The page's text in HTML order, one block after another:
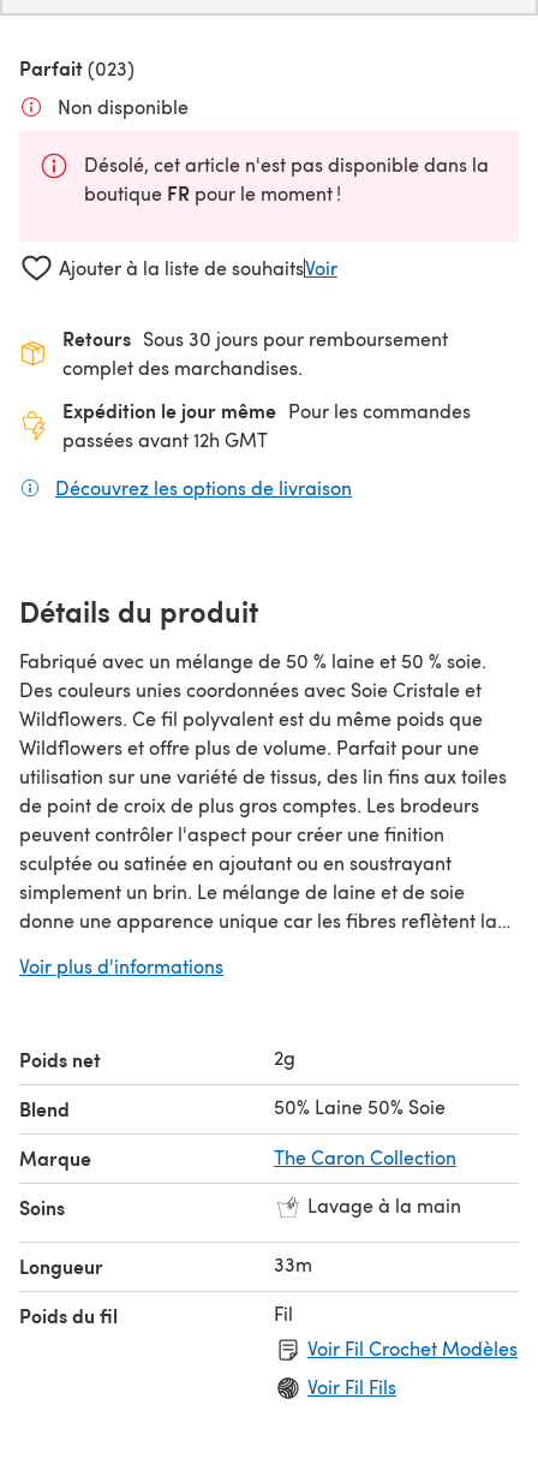
Parfait(023)
Non disponible
Désolé, cet article n'est pas disponible dans la
boutique FR pour le moment !
Ajouter à la liste de souhaitsVoir
Retours Sous 30 jours pour remboursement
complet des marchandises.
Expédition le jour même Pour les commandes
passées avant 12h GMT
Découvrez les options de livraison
Détails du produit
Fabriqué avec un mélange de 50 % laine et 50 % soie.
Des couleurs unies coordonnées avec Soie Cristale et
Wildflowers. Ce fil polyvalent est du même poids que
Wildflowers et offre plus de volume. Parfait pour une
utilisation sur une variété de tissus, des lin fins aux toiles
de point de croix de plus gros comptes. Les brodeurs
peuvent contrôler l'aspect pour créer une finition
sculptée ou satinée en ajoutant ou en soustrayant
simplement un brin. Le mélange de laine et de soie
donne une apparence unique car les fibres reflètent la
votre travail.
Voir plus d'informations
Poids net 2g
Blend 50% Laine 50% Soie
Marque The Caron Collection
Soins Lavage à la main
Longueur 33m
Poids du fil
Fil
Voir Fil Crochet Modèles
Voir Fil Fils